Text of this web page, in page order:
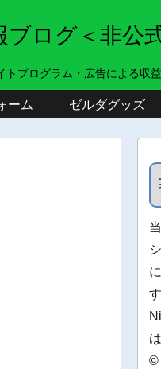
ログ＜非公
プログラム・広告による収益
ーム ゼルダグッズ
す
は
©